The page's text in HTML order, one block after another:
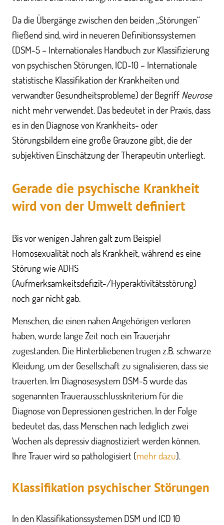
Da die Übergänge zwischen den beiden „Störungen“
fließend sind, wird in neueren Definitionssystemen
(DSM-5 – Internationales Handbuch zur Klassifizierung
von psychischen Störungen, ICD-10 – Internationale
statistische Klassifikation der Krankheiten und
verwandter Gesundheitsprobleme) der Begriff Neurose
nicht mehr verwendet. Das bedeutet in der Praxis, dass
es in den Diagnose von Krankheits- oder
Störungsbildern eine große Grauzone gibt, die der
subjektiven Einschätzung der Therapeutin unterliegt.
Gerade die psychische Krankheit
wird von der Umwelt definiert
Bis vor wenigen Jahren galt zum Beispiel
Homosexualität noch als Krankheit, während es eine
Störung wie ADHS
(Aufmerksamkeitsdefizit-/Hyperaktivitätsstörung)
noch gar nicht gab.
Menschen, die einen nahen Angehörigen verloren
haben, wurde lange Zeit noch ein Trauerjahr
zugestanden. Die Hinterbliebenen trugen z.B. schwarze
Kleidung, um der Gesellschaft zu signalisieren, dass sie
trauerten. Im Diagnosesystem DSM-5 wurde das
sogenannten Trauerausschlusskriterium für die
Diagnose von Depressionen gestrichen. In der Folge
bedeutet das, dass Menschen nach lediglich zwei
Wochen als depressiv diagnostiziert werden können.
Ihre Trauer wird so pathologisiert (mehr dazu).
Klassifikation psychischer Störungen
In den Klassifikationssystemen DSM und ICD 10